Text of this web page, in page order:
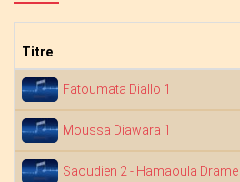
Titre
Fatoumata Diallo 1
Moussa Diawara 1
Saoudien 2 - Hamaoula Drame